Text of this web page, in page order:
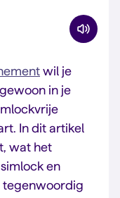
wil je
in je
In dit artikel
wat het
en
tegenwoordig